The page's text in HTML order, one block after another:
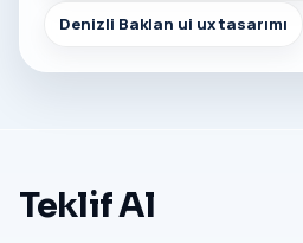
Denizli Baklan ui ux tasarımı
Teklif Al